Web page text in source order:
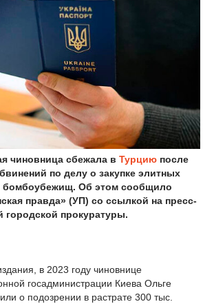
сбежала в Турцию после
по делу о закупке элитных
бомбоубежищ. Об этом сообщило
правда» (УП) со ссылкой на пресс-
городской прокуратуры.
в 2023 году чиновнице
госадминистрации Киева Ольге
о подозрении в растрате 300 тыс.